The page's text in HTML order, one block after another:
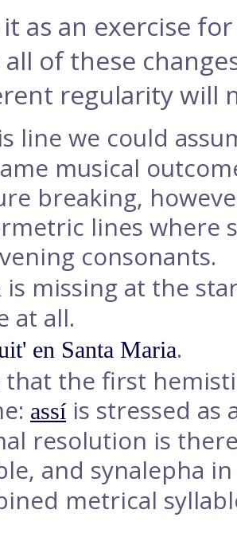
it as an exercise
of these
regularity will
line we could
musical
breaking,
lines where
consonants.
is missing at the
at all.
en Santa Maria.
that the first
assí is stressed as
resolution is
and synalepha
metrical